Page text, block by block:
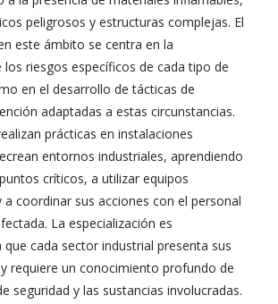
peligrosos y estructuras complejas. El
este ámbito se centra en la
riesgos específicos de cada tipo de
en el desarrollo de tácticas de
adaptadas a estas circunstancias.
prácticas en instalaciones
entornos industriales, aprendiendo
críticos, a utilizar equipos
a coordinar sus acciones con el personal
La especialización es
cada sector industrial presenta sus
requiere un conocimiento profundo de
seguridad y las sustancias involucradas.